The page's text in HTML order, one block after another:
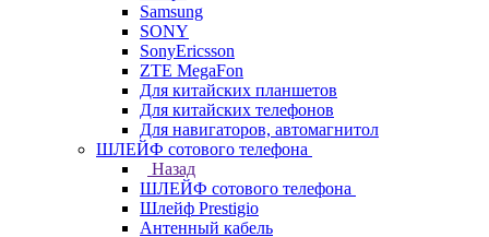
Samsung
SONY
SonyEricsson
ZTE MegaFon
Для китайских планшетов
Для китайских телефонов
Для навигаторов, автомагнитол
ШЛЕЙФ сотового телефона
Назад
ШЛЕЙФ сотового телефона
Шлейф Prestigio
Антенный кабель